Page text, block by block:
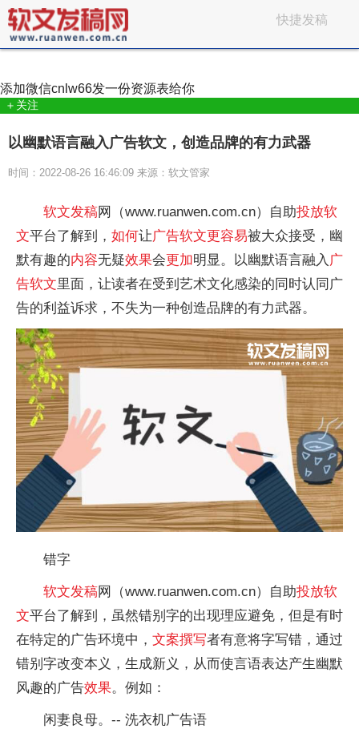
快捷发稿
添加微信cnlw66发一份资源表给你
＋关注
以幽默语言融入广告软文，创造品牌的有力武器
时间：2022-08-26 16:46:09 来源：软文管家
软文发稿网（www.ruanwen.com.cn）自助投放软
文平台了解到， 如何让广告软文更容易被大众接受，幽
默有趣的内容无疑效果会更加明显。以幽默语言融入 广
告软文里面，让读者在受到艺术文化感染的同时认同广
告的利益诉求，不失为一种创造品牌的有力武器。
错字
软文发稿网（www.ruanwen.com.cn）自助投放软
文平台了解到，虽然错别字的出现理应避免，但是有时
在特定的广告环境中， 文案撰写者有意将字写错，通过
错别字改变本义，生成新义，从而使言语表达产生幽默
风趣的广告效果。例如：
闲妻良母。-- 洗衣机广告语